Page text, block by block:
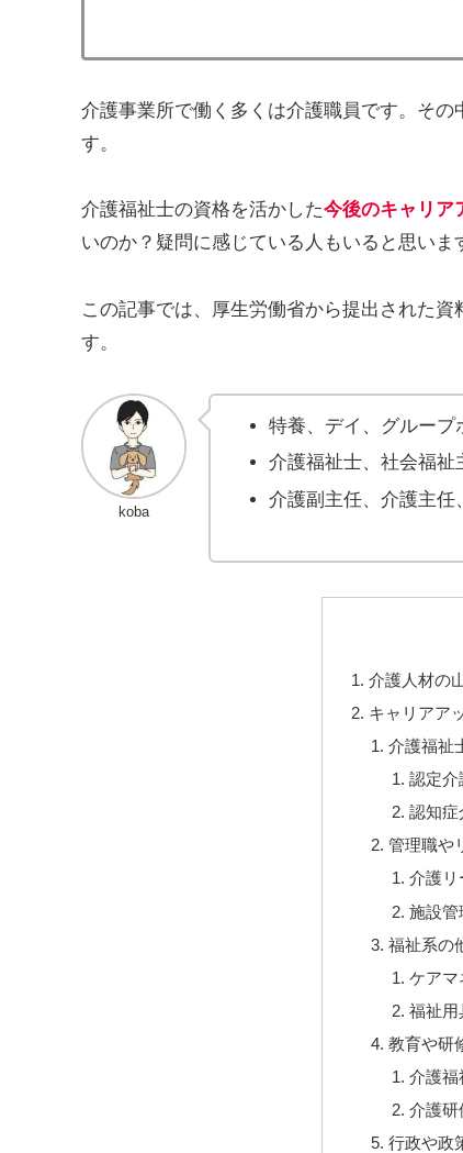
介護事業所で働く多くは介護職員です。そ
す。
介護福祉士の資格を活かした今後のキャリア
いのか？疑問に感じている人もいると思いま
この記事では、厚生労働省から提出された
す。
koba
特養、デイ、グループ
介護福祉士、社会福祉
介護副主任、介護主任
介護人材の
キャリアア
介護福祉
認定介
認知症
管理職や
介護リ
施設管
福祉系の
ケアマ
福祉用
教育や研
介護福
介護研
行政や政